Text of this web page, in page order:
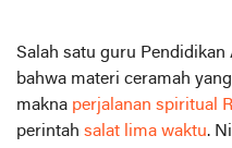
Salah satu guru
bahwa materi ceramah
makna perjalanan spiritual
perintah salat lima waktu.